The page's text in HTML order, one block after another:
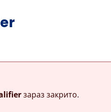
зараз закрито.